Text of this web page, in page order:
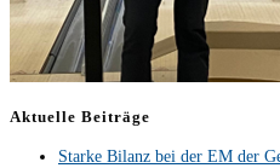
Aktuelle Beiträge
Starke Bilanz bei der EM der